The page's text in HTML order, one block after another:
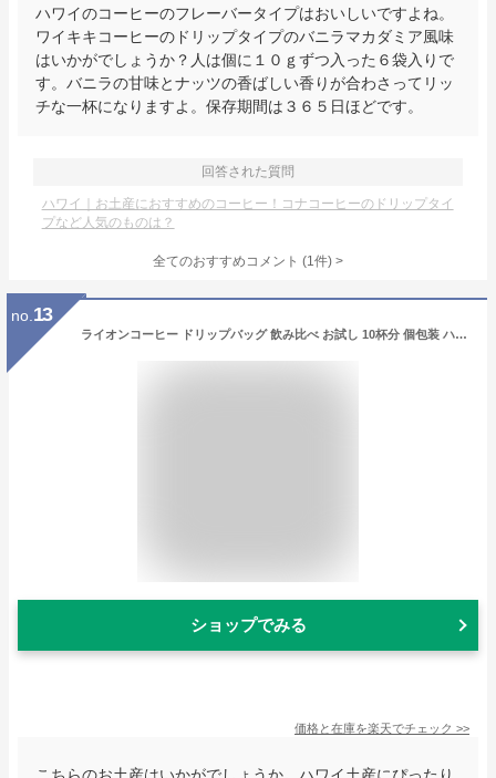
ハワイのコーヒーのフレーバータイプはおいしいですよね。
ワイキキコーヒーのドリップタイプのバニラマカダミア風味
はいかがでしょうか？人は個に１０ｇずつ入った６袋入りで
す。バニラの甘味とナッツの香ばしい香りが合わさってリッ
チな一杯になりますよ。保存期間は３６５日ほどです。
回答された質問
ハワイ｜お土産におすすめのコーヒー！コナコーヒーのドリップタイ
プなど人気のものは？
全てのおすすめコメント (1件) >
no. 13
ライオンコーヒー ドリップバッグ 飲み比べ お試し 10杯分 個包装 ハワイ ドリップ コーヒー バニラマカダミア チョコレートマカダミアナッツ バニラキャラメル ヘーゼルナッツ 買い回り フレーバーコーヒー 送料無料 [m] [bmb] (ymcd)
ショップでみる
価格と在庫を楽天でチェック >>